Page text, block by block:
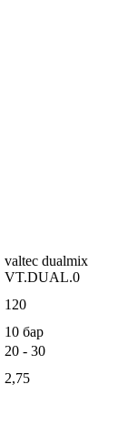
valtec dualmix
VT.DUAL.0
120
10 бар
20 - 30
2,75